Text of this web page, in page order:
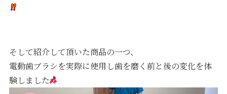
そして紹介して頂いた商品の一つ、
電動歯ブラシを実際に使用し歯を磨く前と後の変化を体
験しました